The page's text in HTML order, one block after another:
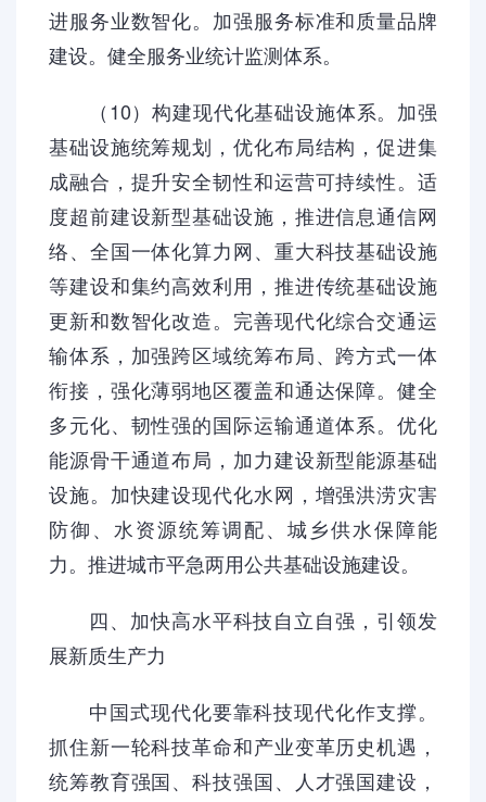
进服务业数智化。加强服务标准和质量品牌
建设。健全服务业统计监测体系。
（10）构建现代化基础设施体系。加强
基础设施统筹规划，优化布局结构，促进集
成融合，提升安全韧性和运营可持续性。适
度超前建设新型基础设施，推进信息通信网
络、全国一体化算力网、重大科技基础设施
等建设和集约高效利用，推进传统基础设施
更新和数智化改造。完善现代化综合交通运
输体系，加强跨区域统筹布局、跨方式一体
衔接，强化薄弱地区覆盖和通达保障。健全
多元化、韧性强的国际运输通道体系。优化
能源骨干通道布局，加力建设新型能源基础
设施。加快建设现代化水网，增强洪涝灾害
防御、水资源统筹调配、城乡供水保障能
力。推进城市平急两用公共基础设施建设。
四、加快高水平科技自立自强，引领发
展新质生产力
中国式现代化要靠科技现代化作支撑。
抓住新一轮科技革命和产业变革历史机遇，
统筹教育强国、科技强国、人才强国建设，